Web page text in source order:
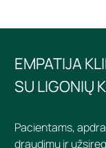
EMPATIJA
SU LIGONIŲ
Pacientams,
draudimu ir